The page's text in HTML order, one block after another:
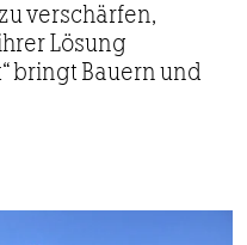
verschärfen,
Lösung
bringt Bauern und